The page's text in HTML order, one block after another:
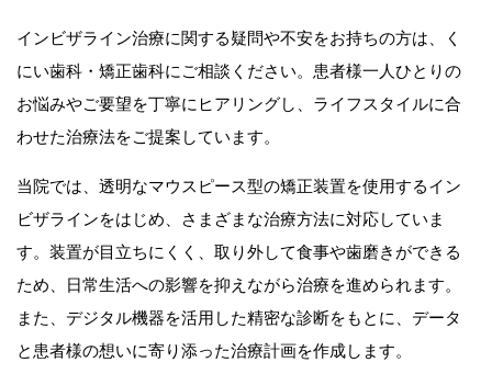
インビザライン治療に関する疑問や不安をお持ちの方は、く
にい歯科・矯正歯科にご相談ください。患者様一人ひとりの
お悩みやご要望を丁寧にヒアリングし、ライフスタイルに合
わせた治療法をご提案しています。
当院では、透明なマウスピース型の矯正装置を使用するイン
ビザラインをはじめ、さまざまな治療方法に対応していま
す。装置が目立ちにくく、取り外して食事や歯磨きができる
ため、日常生活への影響を抑えながら治療を進められます。
また、デジタル機器を活用した精密な診断をもとに、データ
と患者様の想いに寄り添った治療計画を作成します。